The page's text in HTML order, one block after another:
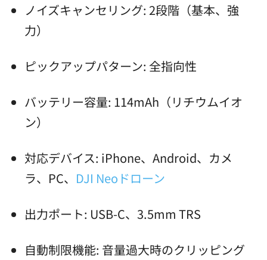
ノイズキャンセリング: 2段階（基本、強
力）
ピックアップパターン: 全指向性
バッテリー容量: 114mAh（リチウムイオ
ン）
対応デバイス: iPhone、Android、カメ
ラ、PC、 DJI Neo ドローン
出力ポート: USB-C、3.5mm TRS
自動制限機能: 音量過大時のクリッピング